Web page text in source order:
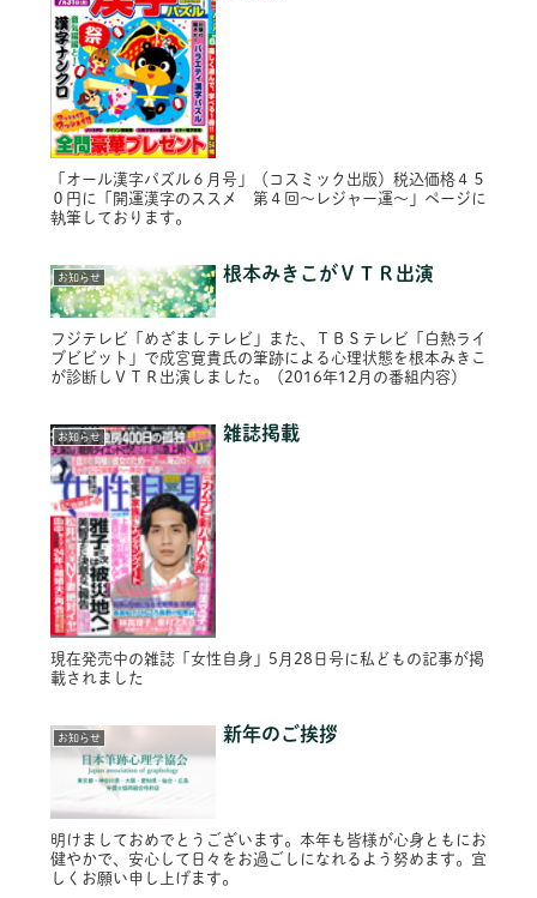
「オール漢字パズル６月号」（コスミック出版）税込価格４５
０円に「開運漢字のススメ 第４回～レジャー運～」ページに
執筆しております。
お知らせ 根本みきこがＶＴＲ出演
フジテレビ「めざましテレビ」また、ＴＢＳテレビ「白熱ライ
ブビビット」で成宮寛貴氏の筆跡による心理状態を根本みきこ
が診断しＶＴＲ出演しました。（2016年12月の番組内容）
お知らせ 雑誌掲載
現在発売中の雑誌「女性自身」5月28日号に私どもの記事が掲
載されました
お知らせ 新年のご挨拶
明けましておめでとうございます。本年も皆様が心身ともにお
健やかで、安心して日々をお過ごしになれるよう努めます。宜
しくお願い申し上げます。